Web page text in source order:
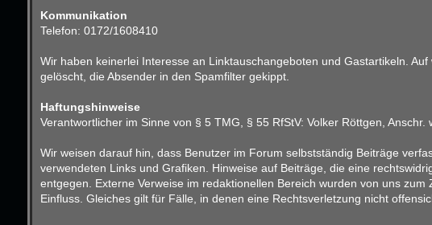
Kommunikation
Telefon: 0172/1608410
Wir haben keinerlei Interesse an Linktauschangeboten und Gastartikeln.
gelöscht, die Absender in den Spamfilter gekippt.
Haftungshinweise
Verantwortlicher im Sinne von § 5 TMG, § 55 RfStV: Volker Röttgen, Anschr.
Wir weisen darauf hin, dass Benutzer im Forum selbstständig Beiträge
verwendeten Links und Grafiken. Hinweise auf Beiträge, die eine
entgegen. Externe Verweise im redaktionellen Bereich wurden von uns
Einfluss. Gleiches gilt für Fälle, in denen eine Rechtsverletzung nicht